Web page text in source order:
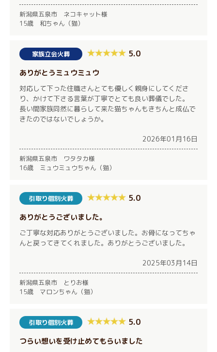
新潟県五泉市 ネコキャット様
15歳 和ちゃん（猫）
家族立会火葬 5.0
ありがとうミュウミュウ
対応して下った住職さんとても優しく親身にしてくださ
り、かけて下さる言葉が丁寧でとても良い葬儀でした。
長い間家族同然に暮らして来た猫ちゃんもきちんと成仏で
きたのではないでしょうか。
2026年01月16日
新潟県五泉市 ワタタカ様
16歳 ミュウミュウちゃん（猫）
引取り個別火葬 5.0
ありがとうございました。
ご丁寧な対応ありがとうございました。お骨になってちゃ
んと戻ってきてくれました。ありがとうございました。
2025年03月14日
新潟県五泉市 とりお様
15歳 マロンちゃん（猫）
引取り個別火葬 5.0
つらい想いを受け止めてもらいました